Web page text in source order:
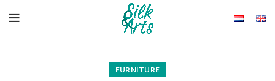
FURNITURE